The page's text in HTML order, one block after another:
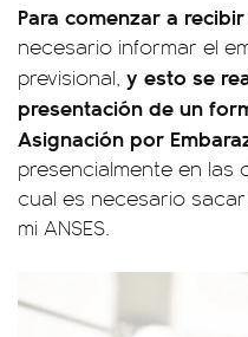
Para comenzar a
necesario informar el
previsional, y esto se
presentación de un
Asignación por
presencialmente en las
cual es necesario
mi ANSES.